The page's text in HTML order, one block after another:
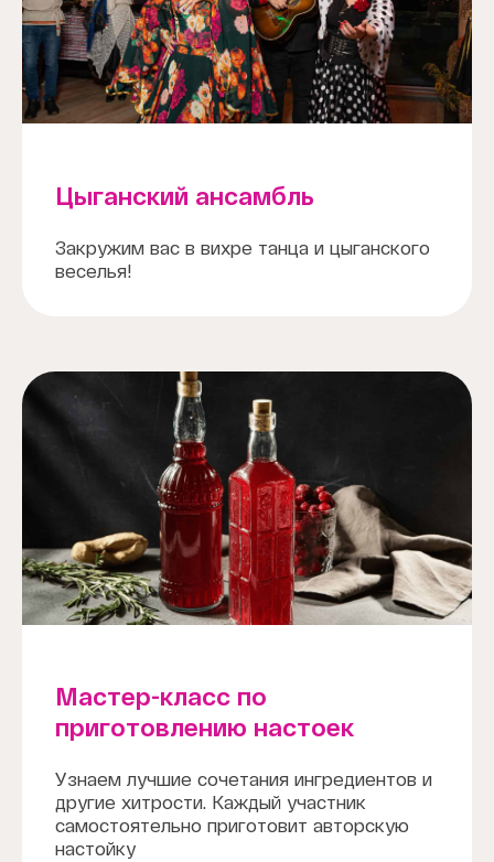
Цыганский ансамбль
Закружим вас в вихре танца и цыганского
веселья!
Мастер-класс по
приготовлению настоек
Узнаем лучшие сочетания ингредиентов и
другие хитрости. Каждый участник
самостоятельно приготовит авторскую
настойку